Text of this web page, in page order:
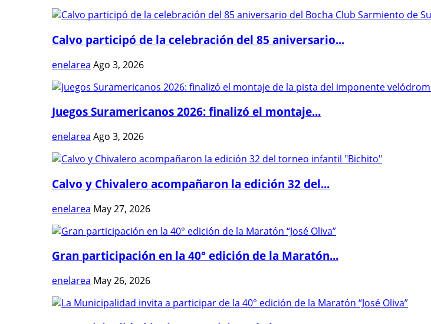
Calvo participó de la celebración del 85 aniversario...
enelarea Ago 3, 2026
Juegos Suramericanos 2026: finalizó el montaje...
enelarea Ago 3, 2026
Calvo y Chivalero acompañaron la edición 32 del...
enelarea May 27, 2026
Gran participación en la 40° edición de la Maratón...
enelarea May 26, 2026